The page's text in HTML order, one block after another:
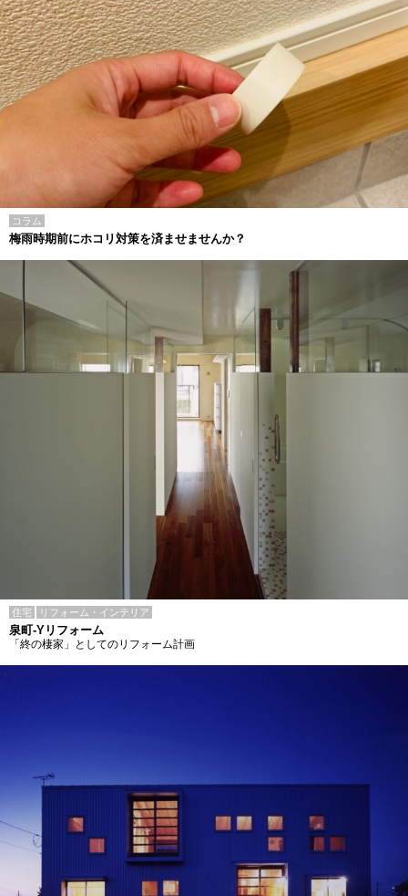
コラム
梅雨時期前にホコリ対策を済ませませんか？
住宅 リフォーム・インテリア
泉町-Yリフォーム
「終の棲家」としてのリフォーム計画